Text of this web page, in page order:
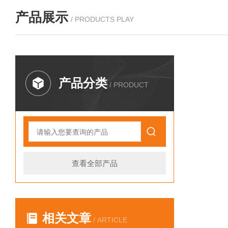
产品展示 / PRODUCTS PLAY
产品分类 / PRODUCT
查看全部产品
相关文章 / ARTICLE